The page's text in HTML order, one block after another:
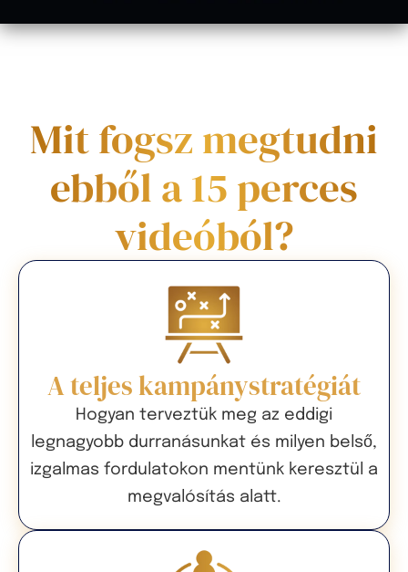
Mit fogsz megtudni
ebből a 15 perces
videóból?
A teljes kampánystratégiát
Hogyan terveztük meg az eddigi
legnagyobb durranásunkat és milyen belső,
izgalmas fordulatokon mentünk keresztül a
megvalósítás alatt.